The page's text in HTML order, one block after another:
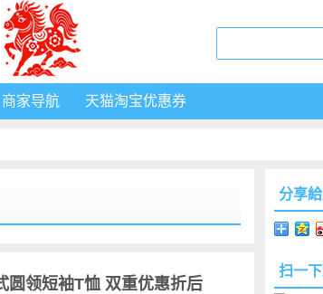
商家导航 天猫淘宝优惠券
圆领短袖T恤 双重优惠折后
分享給
扫一